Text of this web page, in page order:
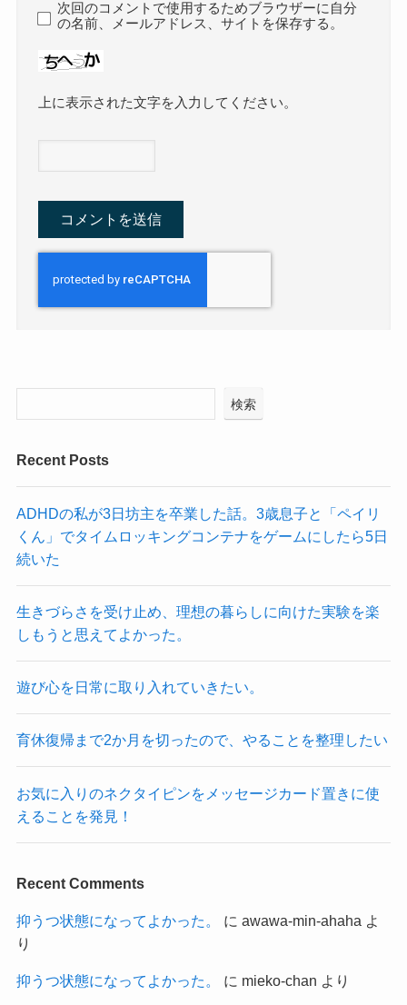
次回のコメントで使用するためブラウザーに自分
の名前、メールアドレス、サイトを保存する。
上に表示された文字を入力してください。
検索
Recent Posts
ADHDの私が3日坊主を卒業した話。3歳息子と「ペイリ
くん」でタイムロッキングコンテナをゲームにしたら5日
続いた
生きづらさを受け止め、理想の暮らしに向けた実験を楽
しもうと思えてよかった。
遊び心を日常に取り入れていきたい。
育休復帰まで2か月を切ったので、やることを整理したい
お気に入りのネクタイピンをメッセージカード置きに使
えることを発見！
Recent Comments
抑うつ状態になってよかった。 に awawa-min-ahaha よ
り
抑うつ状態になってよかった。 に mieko-chan より